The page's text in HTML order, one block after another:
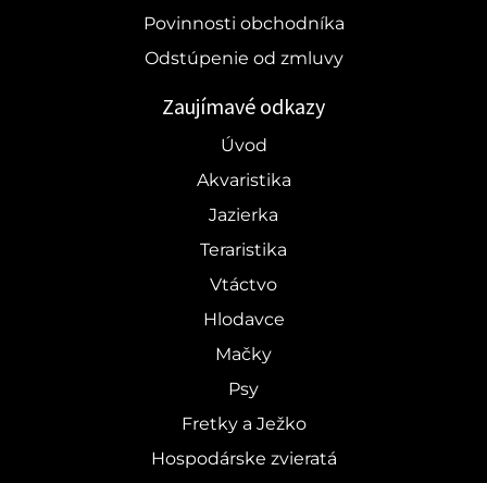
Povinnosti obchodníka
Odstúpenie od zmluvy
Zaujímavé odkazy
Úvod
Akvaristika
Jazierka
Teraristika
Vtáctvo
Hlodavce
Mačky
Psy
Fretky a Ježko
Hospodárske zvieratá